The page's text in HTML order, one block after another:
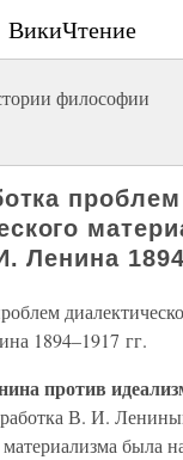
ВикиЧтение
философии
проблем
Ленина
1894–1917 гг.
против
В. И.
материализма была